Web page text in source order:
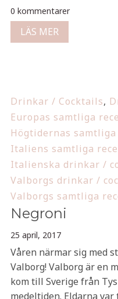
0 kommentarer
LÄS MER
Drinkar / Cocktails,
Europas samtliga
Högtidernas
Italiens samtliga
Italienska drinkar /
Valborgs drinkar /
Valborgs samtliga
Negroni
25 april, 2017
Våren närmar sig med
Valborg! Valborg är en
kom till Sverige från
medeltiden. Eldarna